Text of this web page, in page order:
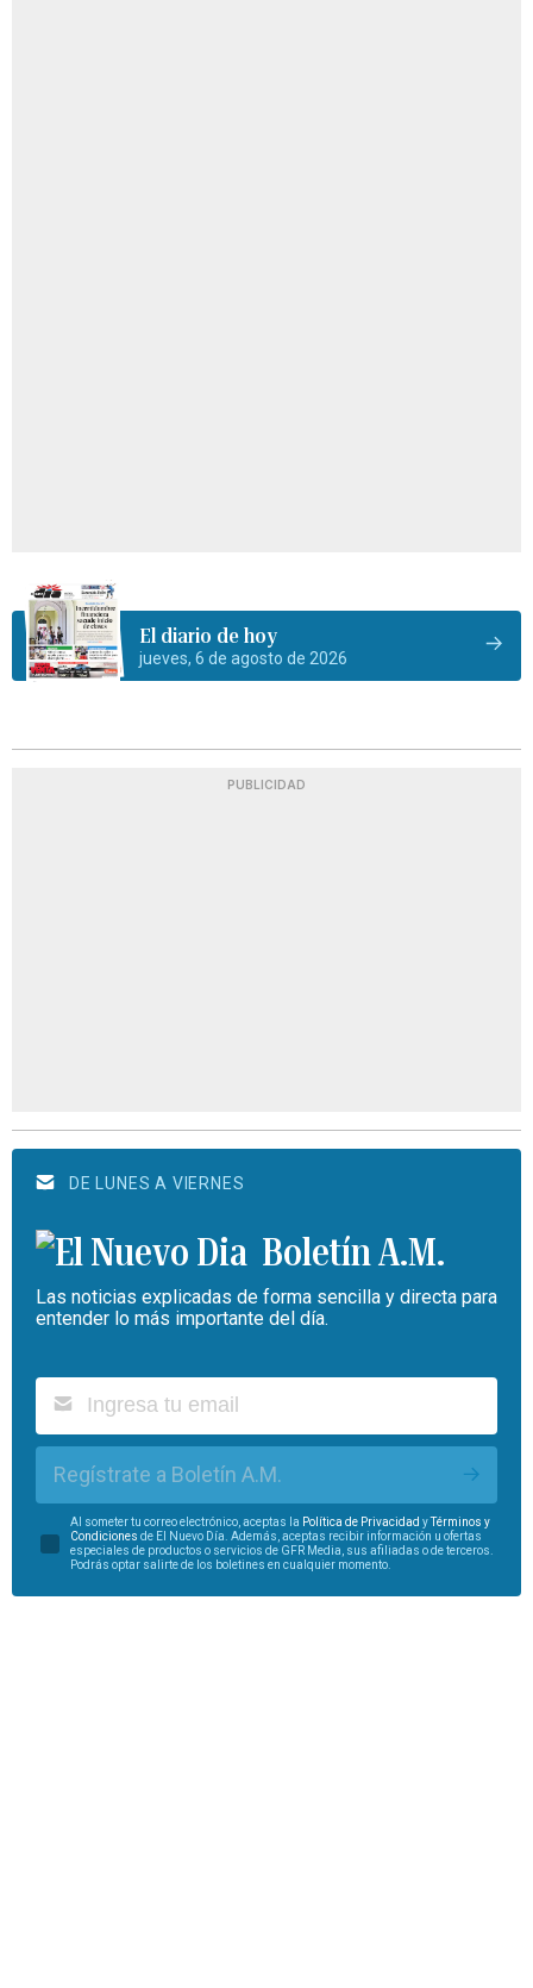
El diario de hoy
jueves, 6 de agosto de 2026
PUBLICIDAD
DE LUNES A VIERNES
Boletín A.M.
Las noticias explicadas de forma sencilla y directa para
entender lo más importante del día.
Regístrate a Boletín A.M.
Al someter tu correo electrónico, aceptas la Política de Privacidad yTérminos y
Condiciones de El Nuevo Día. Además, aceptas recibir información u ofertas
especiales de productos o servicios de GFR Media, sus afiliadas o de terceros.
Podrás optar salirte de los boletines en cualquier momento.